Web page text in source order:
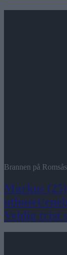
Brannen på
Markus
uthuset/
Veldig trist